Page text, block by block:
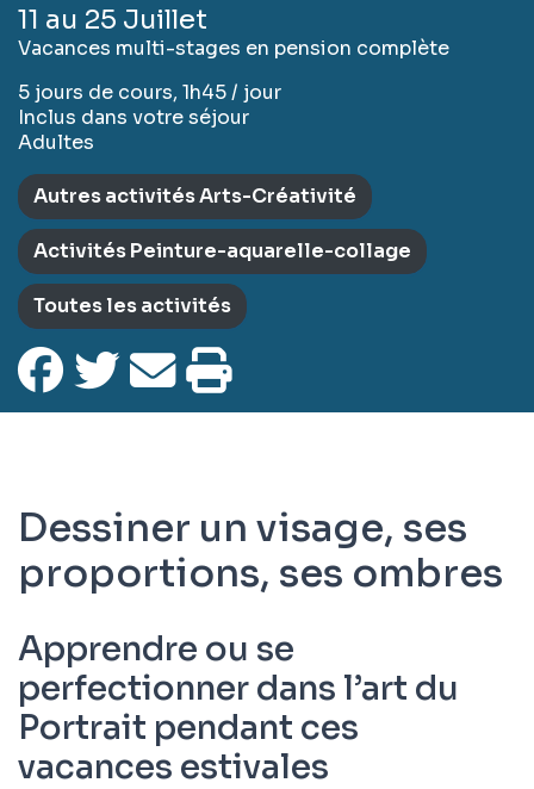
11 au 25 Juillet
Vacances multi-stages en pension complète
5 jours de cours, 1h45 / jour
Inclus dans votre séjour
Adultes
Autres activités Arts-Créativité
Activités Peinture-aquarelle-collage
Toutes les activités
Dessiner un visage, ses
proportions, ses ombres
Apprendre ou se
perfectionner dans l’art du
Portrait pendant ces
vacances estivales